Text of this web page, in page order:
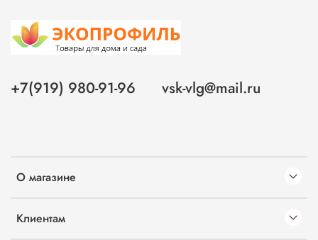
О магазине
Клиентам
+7(919) 980-91-96 vsk-vlg@mail.ru